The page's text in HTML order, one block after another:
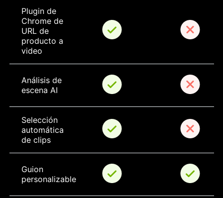
Plugin de
Chrome de
URL de
producto a
video
Análisis de
escena AI
Selección
automática
de clips
Guion
personalizable